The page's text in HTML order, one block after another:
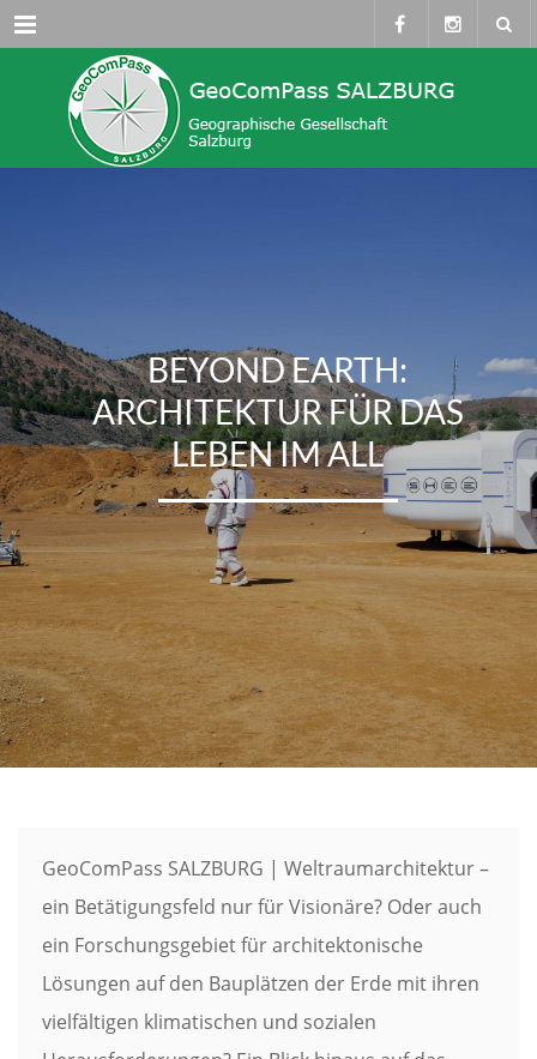
Menü
BEYOND EARTH:
ARCHITEKTUR FÜR DAS
LEBEN IM ALL
GeoComPass SALZBURG | Weltraumarchitektur –
ein Betätigungsfeld nur für Visionäre? Oder auch
ein Forschungsgebiet für architektonische
Lösungen auf den Bauplätzen der Erde mit ihren
vielfältigen klimatischen und sozialen